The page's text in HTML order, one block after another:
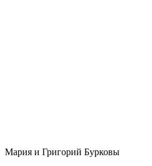
Мария и Григорий Бурковы